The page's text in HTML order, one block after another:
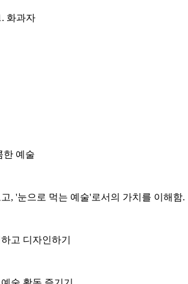
화과자
한 예술
, '눈으로 먹는 예술'로서의 가치를 이해함.
고 디자인하기